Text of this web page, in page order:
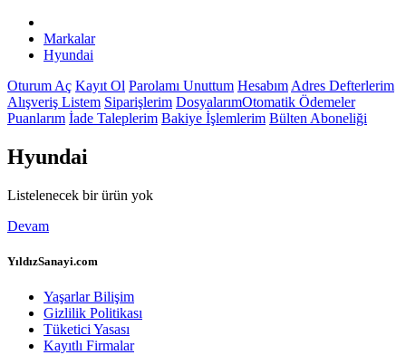
Markalar
Hyundai
Oturum Aç Kayıt Ol Parolamı Unuttum Hesabım Adres Defterlerim
Alışveriş Listem Siparişlerim DosyalarımOtomatik Ödemeler
Puanlarım İade Taleplerim Bakiye İşlemlerim Bülten Aboneliği
Hyundai
Listelenecek bir ürün yok
Devam
YıldızSanayi.com
Yaşarlar Bilişim
Gizlilik Politikası
Tüketici Yasası
Kayıtlı Firmalar